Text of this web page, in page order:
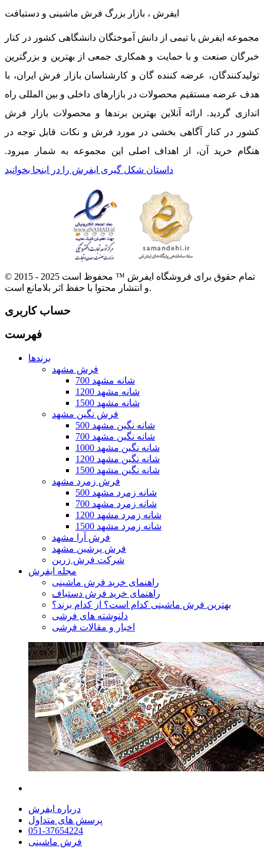
ایفرش ، بازار بزرگ فرش ماشینی و دستبافت
مجموعه ایفرش با تیمی از دانش آموختگان دانشگاهی کشور در کنار
خبرگان صنعت و با حمایت و همکاری جمعی از بهترین و بزرگترین
تولیدکنندگان، عرضه کننده گان و کارشناسان بازار فرش ایران، با
هدف عرضه مستقیم محصولات در بازارهای داخلی و بین المللی راه
اندازی گردید. ارائه آنلاین بهترین برندها و محصولات بازار فرش
کشور در کنار آگاهی بخشی در مورد فرش و نکات قابل توجه در
هنگام خرید آن، از اهداف اصلی این مجموعه به شمار میرود.
داستان شکل گیری ایفرش را در اینجا بخوانید
© 2015 - 2025 تمام حقوق برای فروشگاه ایفرش ™ محفوظ است
و انتشار محتوا با حفظ اثر بلامانع است.
حساب کاربری
فهرست
برندها
فرش مشهد
700 شانه مشهد
1200 شانه مشهد
1500 شانه مشهد
فرش نگین مشهد
500 شانه نگین مشهد
700 شانه نگین مشهد
1000 شانه نگین مشهد
1200 شانه نگین مشهد
1500 شانه نگین مشهد
فرش زمرد مشهد
500 شانه زمرد مشهد
700 شانه زمرد مشهد
1200 شانه زمرد مشهد
1500 شانه زمرد مشهد
فرش آرا مشهد
فرش پرشین مشهد
شرکت فرش زرین
مجله ایفرش
راهنمای خرید فرش ماشینی
راهنمای خرید فرش دستباف
بهترین فرش ماشینی کدام است؟ از کدام برند؟
دلنوشته های فرشی
اخبار و مقالات فرشی
درباره ایفرش
پرسش های متداول
051-37654224
فرش ماشینی